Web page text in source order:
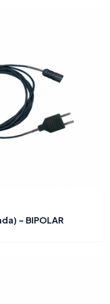
- BIPOLAR